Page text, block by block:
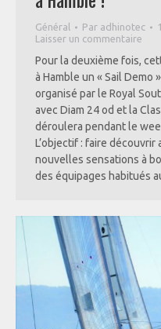
Général Par adhinotec
Laisser un commentaire
Pour la deuxième fois,
à Hamble un « Sail Demo
organisé par le Royal
avec Diam 24 od et la
déroulera pendant le
L’objectif : faire
nouvelles sensations à
des équipages habitués